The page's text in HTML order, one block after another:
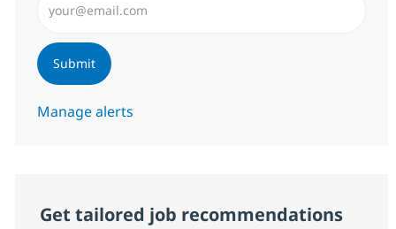
Submit
Manage alerts
Get tailored job recommendations